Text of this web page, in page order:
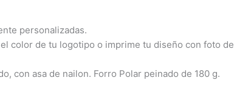
personalizadas.
el color de tu logotipo o imprime tu diseño con foto de
con asa de nailon. Forro Polar peinado de 180 g.